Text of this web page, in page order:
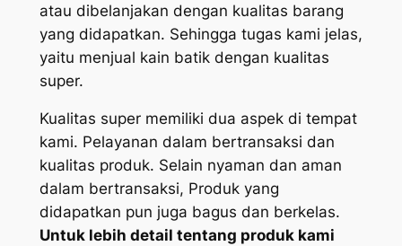
atau dibelanjakan dengan kualitas barang
yang didapatkan. Sehingga tugas kami jelas,
yaitu menjual kain batik dengan kualitas
super.
Kualitas super memiliki dua aspek di tempat
kami. Pelayanan dalam bertransaksi dan
kualitas produk. Selain nyaman dan aman
dalam bertransaksi, Produk yang
didapatkan pun juga bagus dan berkelas.
Untuk lebih detail tentang produk kami